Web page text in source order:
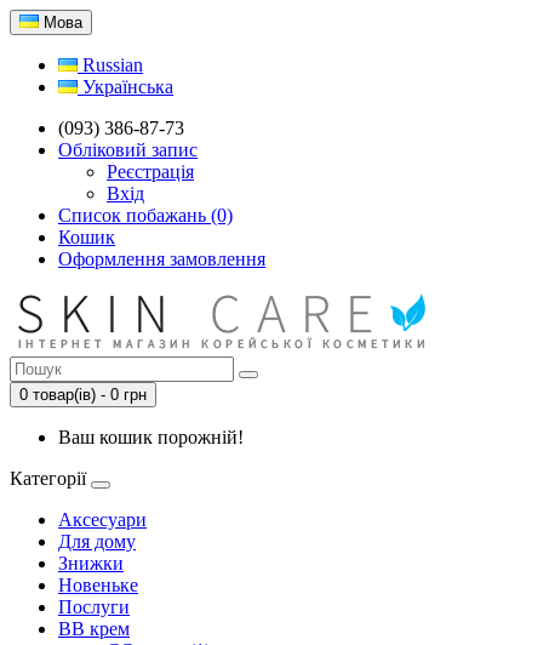
Мова
Russian
Українська
(093) 386-87-73
Обліковий запис
Реєстрація
Вхід
Список побажань (0)
Кошик
Оформлення замовлення
0 товар(ів) - 0 грн
Ваш кошик порожній!
Категорії
Аксесуари
Для дому
Знижки
Новеньке
Послуги
BB крем